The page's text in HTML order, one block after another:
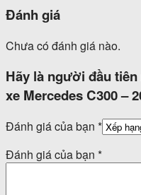
Đánh giá
Chưa có đánh giá nào.
Hãy là người đầu
xe Mercedes C300 –
Đánh giá của bạn *
Đánh giá của bạn *